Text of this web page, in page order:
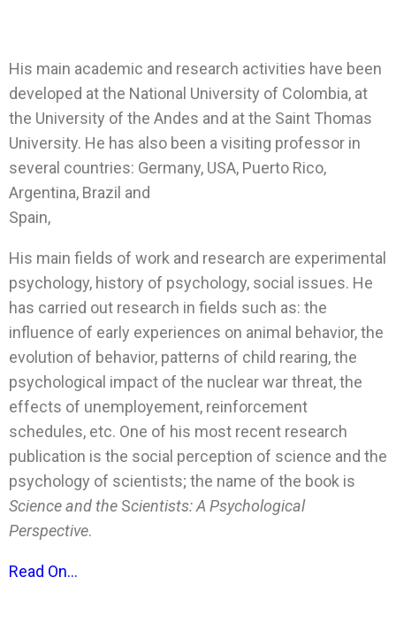
His main academic and research activities have been
developed at the National University of Colombia, at
the University of the Andes and at the Saint Thomas
University. He has also been a visiting professor in
several countries: Germany, USA, Puerto Rico,
Argentina, Brazil and
Spain,
His main fields of work and research are experimental
psychology, history of psychology, social issues. He
has carried out research in fields such as: the
influence of early experiences on animal behavior, the
evolution of behavior, patterns of child rearing, the
psychological impact of the nuclear war threat, the
effects of unemployement, reinforcement
schedules, etc. One of his most recent research
publication is the social perception of science and the
psychology of scientists; the name of the book is
Science and the Scientists: A Psychological
Perspective.
Read On…